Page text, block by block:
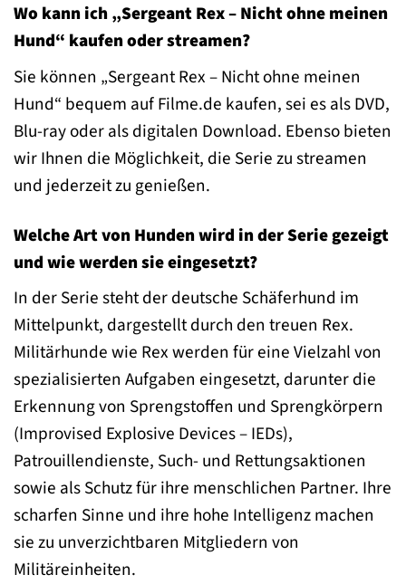
Wo kann ich „Sergeant Rex – Nicht ohne meinen
Hund“ kaufen oder streamen?
Sie können „Sergeant Rex – Nicht ohne meinen
Hund“ bequem auf Filme.de kaufen, sei es als DVD,
Blu-ray oder als digitalen Download. Ebenso bieten
wir Ihnen die Möglichkeit, die Serie zu streamen
und jederzeit zu genießen.
Welche Art von Hunden wird in der Serie gezeigt
und wie werden sie eingesetzt?
In der Serie steht der deutsche Schäferhund im
Mittelpunkt, dargestellt durch den treuen Rex.
Militärhunde wie Rex werden für eine Vielzahl von
spezialisierten Aufgaben eingesetzt, darunter die
Erkennung von Sprengstoffen und Sprengkörpern
(Improvised Explosive Devices – IEDs),
Patrouillendienste, Such- und Rettungsaktionen
sowie als Schutz für ihre menschlichen Partner. Ihre
scharfen Sinne und ihre hohe Intelligenz machen
sie zu unverzichtbaren Mitgliedern von
Militäreinheiten.